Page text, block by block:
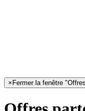
× Fermer la fenêtre